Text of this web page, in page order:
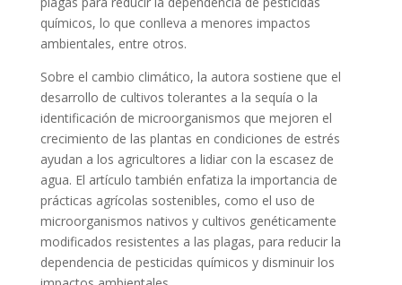
químicos, lo que conlleva a menores impactos
ambientales, entre otros.
Sobre el cambio climático, la autora sostiene que el
desarrollo de cultivos tolerantes a la sequía o la
identificación de microorganismos que mejoren el
crecimiento de las plantas en condiciones de estrés
ayudan a los agricultores a lidiar con la escasez de
agua. El artículo también enfatiza la importancia de
prácticas agrícolas sostenibles, como el uso de
microorganismos nativos y cultivos genéticamente
modificados resistentes a las plagas, para reducir la
dependencia de pesticidas químicos y disminuir los